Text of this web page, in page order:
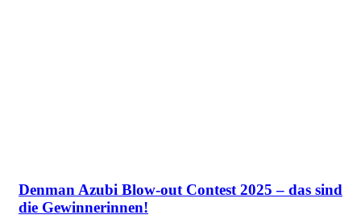
Denman Azubi Blow-out Contest 2025 – das sind
die Gewinnerinnen!